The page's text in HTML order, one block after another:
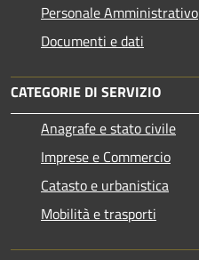
Personale Amministrativo
Documenti e dati
CATEGORIE DI SERVIZIO
Anagrafe e stato civile
Imprese e Commercio
Catasto e urbanistica
Mobilità e trasporti